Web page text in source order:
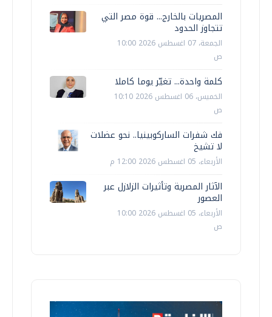
المصريات بالخارج... قوة مصر التي
تتجاوز الحدود
الجمعة، 07 اغسطس 2026 10:00
ص
كلمة واحدة... تغيّر يوما كاملا
الخميس، 06 اغسطس 2026 10:10
ص
فك شفرات الساركوبينيا.. نحو عضلات
لا تشيخ
الأربعاء، 05 اغسطس 2026 12:00 م
الآثار المصرية وتأثيرات الزلازل عبر
العصور
الأربعاء، 05 اغسطس 2026 10:00
ص